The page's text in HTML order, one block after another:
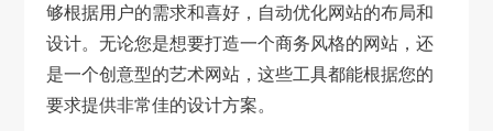
够根据用户的需求和喜好，自动优化网站的布局和
设计。无论您是想要打造一个商务风格的网站，还
是一个创意型的艺术网站，这些工具都能根据您的
要求提供非常佳的设计方案。